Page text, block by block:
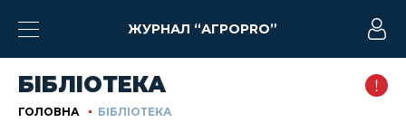
ЖУРНАЛ “АГРОPRO”
БІБЛІОТЕКА
ГОЛОВНА БІБЛІОТЕКА